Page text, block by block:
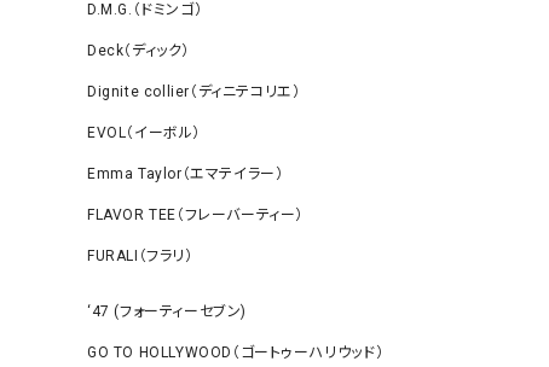
D.M.G.（ドミンゴ）
Deck（ディック）
Dignite collier（ディニテコリエ）
EVOL（イーボル）
Emma Taylor（エマテイラー）
FLAVOR TEE（フレーバーティー）
FURALI（フラリ）
‘47 (フォーティーセブン)
GO TO HOLLYWOOD（ゴートゥーハリウッド）